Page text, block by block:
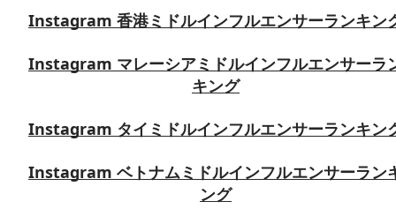
Instagram 香港ミドルインフルエンサーランキン
Instagram マレーシアミドルインフルエンサーラ
キング
Instagram タイミドルインフルエンサーランキン
Instagram ベトナムミドルインフルエンサーラン
ング